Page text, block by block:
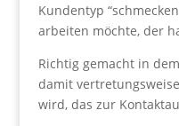
Kundentyp
arbeiten möchte, der
Richtig gemacht in
damit
wird, das zur